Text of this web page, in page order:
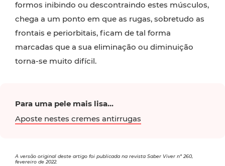
formos inibindo ou descontraindo estes músculos,
chega a um ponto em que as rugas, sobretudo as
frontais e periorbitais, ficam de tal forma
marcadas que a sua eliminação ou diminuição
torna-se muito difícil.
Para uma pele mais lisa...
Aposte nestes cremes antirrugas
A versão original deste artigo foi publicada na revista Saber Viver nº 260,
fevereiro de 2022.